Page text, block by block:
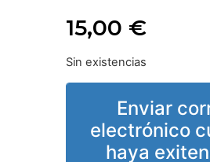
15,00 €
Sin existencias
Enviar
electrónico
haya